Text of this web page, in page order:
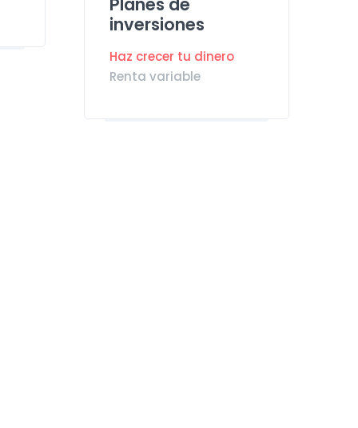
inversiones
Haz crecer tu dinero
Renta variable